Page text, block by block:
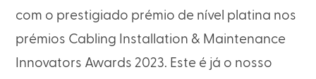
com o prestigiado prémio de nível platina nos
prémios Cabling Installation & Maintenance
Innovators Awards 2023. Este é já o nosso